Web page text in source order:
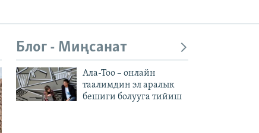
Блог - Миңсанат
Ала-Тоо – онлайн
таалимдин эл аралык
бешиги болууга тийиш